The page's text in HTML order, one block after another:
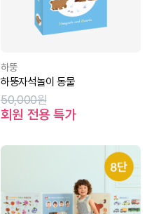
하뚱
하뚱자석놀이 동물
50,000원
회원 전용 특가